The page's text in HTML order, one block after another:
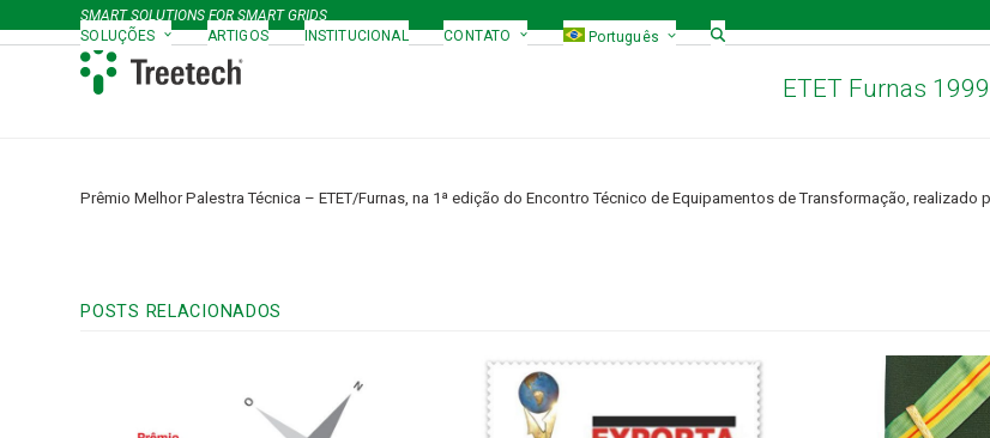
to
SMART SOLUTIONS FOR SMART GRIDS
SOLUÇÕES
ARTIGOS INSTITUCIONAL CONTATO Português
ETET Furnas 1999
Prêmio Melhor Palestra Técnica – ETET/Furnas, na 1ª edição do Encontro Técnico de Equipamentos de Transformação, realizado
POSTS RELACIONADOS